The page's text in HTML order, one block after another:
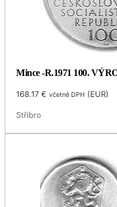
Mince -R.1971 100.
168.17€ včetně DPH (EUR)
Stříbro